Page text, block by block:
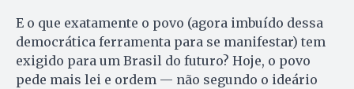
E o que exatamente o povo (agora imbuído dessa
democrática ferramenta para se manifestar) tem
exigido para um Brasil do futuro? Hoje, o povo
pede mais lei e ordem — não segundo o ideário